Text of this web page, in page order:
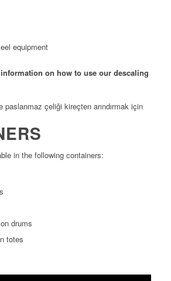
equipment
on how to use our descaling
in the following containers:
drums
totes